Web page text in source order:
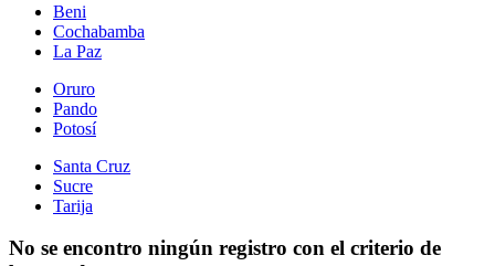
Beni
Cochabamba
La Paz
Oruro
Pando
Potosí
Santa Cruz
Sucre
Tarija
No se encontro ningún registro con el criterio de